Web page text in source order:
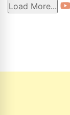
Load More...